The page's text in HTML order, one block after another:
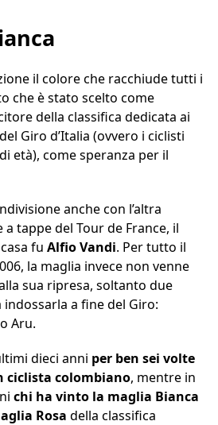
il colore che racchiude tutti i
che è stato scelto come
della classifica dedicata ai
Giro d’Italia (ovvero i ciclisti
età), come speranza per il
anche con l’altra
tappe del Tour de France, il
fu Alfio Vandi. Per tutto il
la maglia invece non venne
sua ripresa, soltanto due
a fine del Giro:
Aru.
dieci anni per ben sei volte
ciclista colombiano, mentre in
chi ha vinto la maglia Bianca
Rosa della classifica